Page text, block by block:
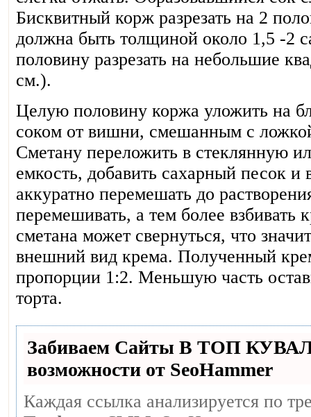
Бисквитный корж разрезать на 2
должна быть толщиной около 1,5 -2
половину разрезать на небольшие
см.).
Целую половину коржа уложить на
соком от вишни, смешанным с
Сметану переложить в стеклянную
емкость, добавить сахарный песок и
аккуратно перемешать до
перемешивать, а тем более взбивать
сметана может свернуться, что
внешний вид крема. Полученный
пропорции 1:2. Меньшую часть
торта.
Забиваем Сайты В ТОП
возможности от SeoHammer
Каждая ссылка анализируется по